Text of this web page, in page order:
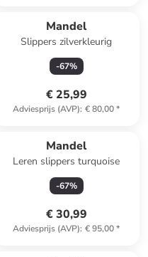
Mandel
Slippers zilverkleurig
-67%
€ 25,99
Adviesprijs (AVP): € 80,00*
Mandel
Leren slippers turquoise
-67%
€ 30,99
Adviesprijs (AVP): € 95,00*